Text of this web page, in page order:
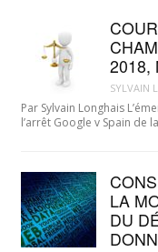
2018,
SYLVAIN
Par Sylvain Longhais
l’arrêt Google v Spain de
LA
DU